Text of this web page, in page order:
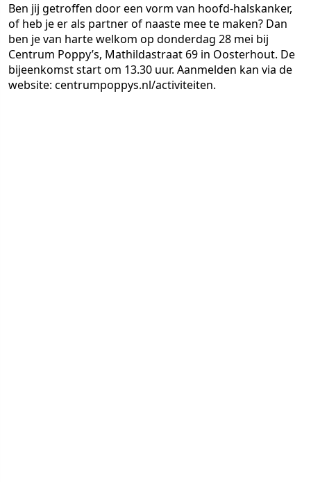
Ben jij getroffen door een vorm van hoofd-halskanker,
of heb je er als partner of naaste mee te maken? Dan
ben je van harte welkom op donderdag 28 mei bij
Centrum Poppy’s, Mathildastraat 69 in Oosterhout. De
bijeenkomst start om 13.30 uur. Aanmelden kan via de
website: centrumpoppys.nl/activiteiten.